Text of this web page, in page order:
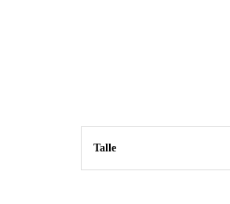
Talle